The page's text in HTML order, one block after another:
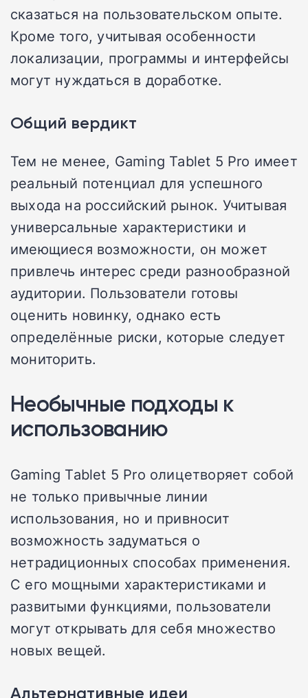
сказаться на пользовательском опыте.
Кроме того, учитывая особенности
локализации, программы и интерфейсы
могут нуждаться в доработке.
Общий вердикт
Тем не менее, Gaming Tablet 5 Pro имеет
реальный потенциал для успешного
выхода на российский рынок. Учитывая
универсальные характеристики и
имеющиеся возможности, он может
привлечь интерес среди разнообразной
аудитории. Пользователи готовы
оценить новинку, однако есть
определённые риски, которые следует
мониторить.
Необычные подходы к
использованию
Gaming Tablet 5 Pro олицетворяет собой
не только привычные линии
использования, но и привносит
возможность задуматься о
нетрадиционных способах применения.
С его мощными характеристиками и
развитыми функциями, пользователи
могут открывать для себя множество
новых вещей.
Альтернативные идеи